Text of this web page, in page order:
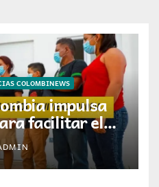
COLOMBINEWS
impulsa
facilitar el
de familias